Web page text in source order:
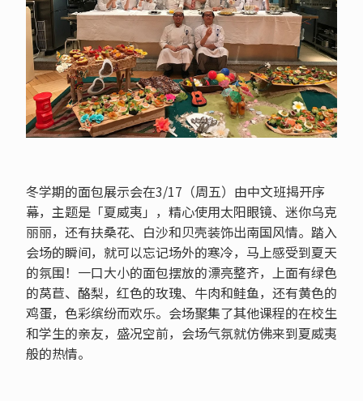
冬学期的面包展示会在3/17（周五）由中文班揭开序
幕，主题是「夏威夷」，精心使用太阳眼镜、迷你乌克
丽丽，还有扶桑花、白沙和贝壳装饰出南国风情。踏入
会场的瞬间，就可以忘记场外的寒冷，马上感受到夏天
的氛围！一口大小的面包摆放的漂亮整齐，上面有绿色
的莴苣、酪梨，红色的玫瑰、牛肉和鲑鱼，还有黄色的
鸡蛋，色彩缤纷而欢乐。会场聚集了其他课程的在校生
和学生的亲友，盛况空前，会场气氛就仿佛来到夏威夷
般的热情。